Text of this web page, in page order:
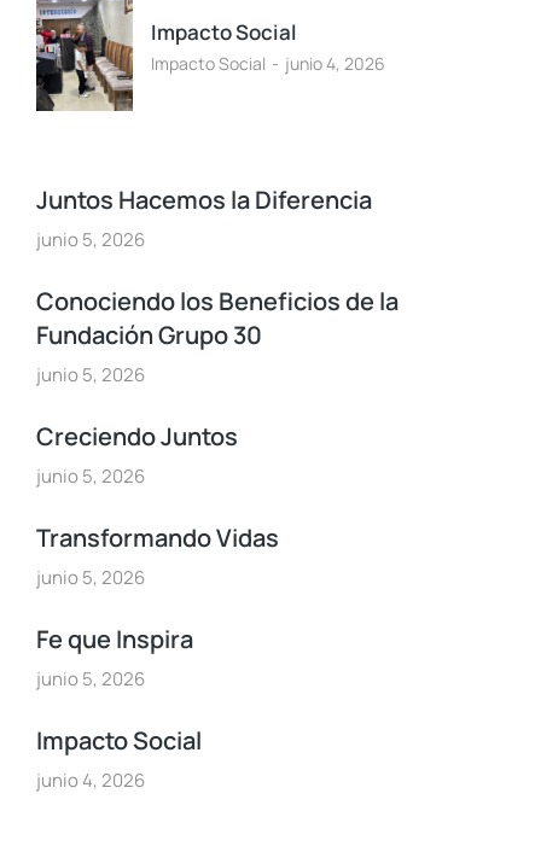
Impacto Social
Impacto Social junio 4, 2026
Juntos Hacemos la Diferencia
junio 5, 2026
Conociendo los Beneficios de la
Fundación Grupo 30
junio 5, 2026
Creciendo Juntos
junio 5, 2026
Transformando Vidas
junio 5, 2026
Fe que Inspira
junio 5, 2026
Impacto Social
junio 4, 2026